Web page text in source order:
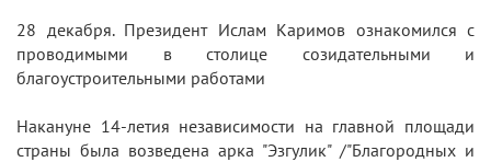
28 декабря. Президент Ислам Каримов ознакомился с
проводимыми в столице созидательными и
благоустроительными работами
Накануне 14-летия независимости на главной площади
страны была возведена арка "Эзгулик" /"Благородных и